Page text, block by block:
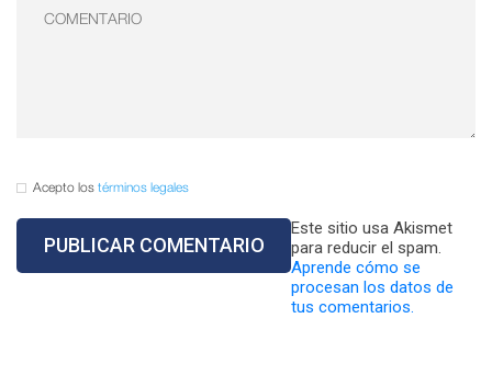
Acepto los términos legales
Este sitio usa Akismet
para reducir el spam.
Aprende cómo se
procesan los datos de
tus comentarios.